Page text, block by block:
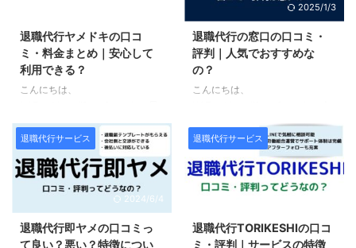
退職代行ヤメドキの口コ
ミ・料金まとめ｜安心して
利用できる？
こんにちは、
速10分で退職が完了できると噂
の退職代行ヤメドキ。 一体どの
ような退職代行サービスなのか気
になっている方も多いのではない
かと思います。 この記事では退
職代行ヤメドキの特徴や料金、メ
リット・デメリット、実際に利用
している一般ユーザーによる口コ
2025/1/3
退職代行の窓口の口コミ・
評判｜人気でおすすめな
の？
こんにちは、
すぐお金がなくても分割払いが出
来る退職代行の窓口。 一体どの
ような退職代行サービスなのか気
になっている方も多いのではない
かと思います。 この記事では退
に利用している一般ユーザーによ
退職代行サービス
2024/6/4
退職代行即ヤメの口コミっ
て良い？悪い？特徴につい
退職代行サービス
退職代行TORIKESHIの口コ
ミ・評判｜サービスの特徴